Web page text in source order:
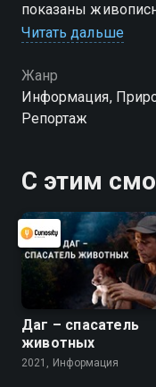
показаны
особенности этого
Читать дальше
Жанр
Информация,
Репортаж
С этим
Даг – спасатель
животных
2021, Информация